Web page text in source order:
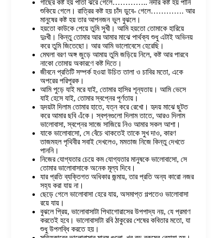
গাছের কষ্ট হয় পাতা ঝরে গেলে………….. নদীর কষ্ট হয় পানি
শুকিয়ে গেলে। রাত্রির কষ্ট হয় চাঁদ ডুবে- গেলে…………. আর
মানুষের কষ্ট হয় তার আপনজন ভুল বুঝলে।
হয়তো কাউকে পেয়ে তুমি সুখী। আমি হয়তো তোমাকে হারিয়ে
দুঃখী। কিন্তু তোমার আর আমার মাঝে পার্থক্য শুধু এটাই অভিনয়
করে তুমি জিতেছো। আর আমি ভালোবেসে হেরেছি।
মেঘলা বরণ অঙ্গ জুড়ে আমায় তুমি জড়িয়ে নিলে, কষ্ট আর পারবে
নাকো তোমায় অকারণে কষ্ট দিতে।
জীবনে প্রতিটি সম্পর্ক হওয়া উচিত তালা ও চাবির মতো, একে
অপরের পরিপূরক।
আমি পুড়ে যাই মরে যাই, তোমার হাসির শূন্যতায়। আমি ভেসে
যাই হেসে যাই, তোমার স্বপ্নের পূর্ণতায়।
হৃদয়টা দিলাম তোমার হাতে, যত্ন করে রেখো। হৃদয় মাঝে ছুটত
করে আমার ছবি এঁকে। স্বপ্নগুলো দিলাম তাতে, আরও দিলাম
ভালোবাসা, স্বপ্নের সাজে সাজিয়ে নিও আমার সকল আশা।
যাকে ভালোবাসো, সে বেঁচে থাকতেই তাকে সুখ দাও, কারণ
তাজমহল পৃথিবীর সবাই দেখলেও, মমতাজ নিজে কিন্তু দেখতে
পাননি।
নিজের যোগ্যতার চেয়ে কম যোগ্যতার মানুষকে ভালোবাসো, সে
তোমার ভালোবাসাকে অনেক মূল্য দিবে।
যার প্রতি ব্যক্তিগত অধিকার জন্মায়, তার প্রতি অন্য কারো নজর
সহ্য করা যায় না।
ছেড়ে গেলে ভালোবাসা হেরে যায়, অসমাপ্ত গল্পতেও ভালোবাসা
রয়ে যায়।
বুঝলে প্রিয়, ভালোবাসাটা পিথাগোরাসের উপপাদ্য নয়, যে প্রমাণ
করতেই হবে। ভালোবাসাটা রবি ঠাকুরের শেষের কবিতার মতো, যা
শুধু উপলব্ধি করতে হয়।